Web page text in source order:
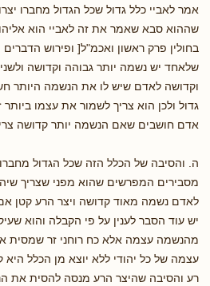
אמר לאביי כלל גדול שכל הגדול מחברו
שההוא סבא שאמר את זה לאביי הוא אליהו
בחולין פרק ראשון ואכמ"ל[ ופירוש
שלאחד יש נשמה יותר גבוהה וקדושה
וקדושה לאדם שיש לו את הנשמה היותר
גדול ולכן הוא צריך לשמור את עצמו
אדם חושבים שאם הנשמה יותר קדושה
ה. והסיבה של הכלל הזה שכל הגדול
מסבירים המפרשים שהוא מפני שצריך
לאדם נשמה מאוד קדושה ויצר הרע קטן אם
יש עוד הסבר לענין על פי הקבלה והוא
מהנשמה עצמה אלא כח רוחני זר
עצמה של כל יהודי ללא יוצא מן הכלל היא
רע והסיבה שהיצר הרע מנסה להסית את